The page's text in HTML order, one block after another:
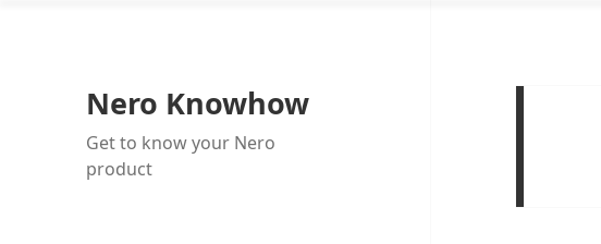
Nero Knowhow
Get to know your Nero
product